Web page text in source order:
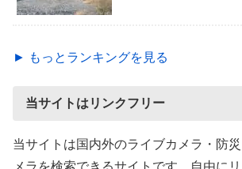
► もっとランキングを見る
当サイトはリンクフリー
当サイトは国内外のライブカメラ・防